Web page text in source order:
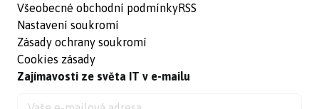
Všeobecné obchodní podmínky
Nastavení soukromí
Zásady ochrany soukromí
Cookies zásady
RSS
Zajímavosti ze světa IT v e-mailu